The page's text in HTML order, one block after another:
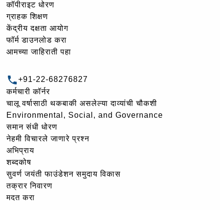
कॉपीराइट धोरण
ग्राहक शिक्षण
केंद्रीय दक्षता आयोग
फॉर्म डाउनलोड करा
आमच्या जाहिराती पहा
+91-22-68276827
कर्मचारी कॉर्नर
चालू वर्षासाठी थकबाकी असलेल्या दाव्यांची चौकशी
Environmental, Social, and Governance
समान संधी धोरण
नेहमी विचारले जाणारे प्रश्न
अभिप्राय
शब्दकोष
सुवर्ण जयंती फाउंडेशन समुदाय विकास
तक्रार निवारण
मदत करा